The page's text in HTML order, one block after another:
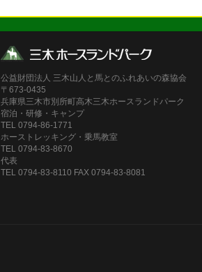
公益財団法人 三木山人と馬とのふれあいの森協会
〒673-0435
兵庫県三木市別所町高木三木ホースランドパーク
宿泊・研修・キャンプ
TEL 0794-86-1771
ホーストレッキング・乗馬教室
TEL 0794-83-8670
代表
TEL 0794-83-8110 FAX 0794-83-8081